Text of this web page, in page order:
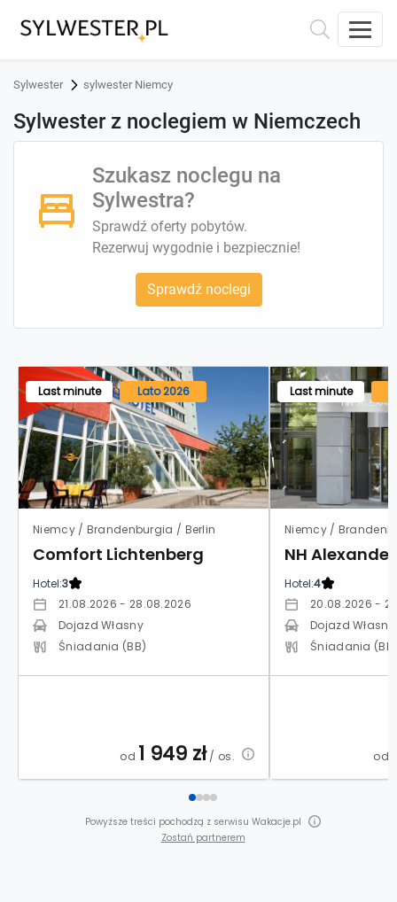
Sylwester sylwester Niemcy
Sylwester z noclegiem w Niemczech
Szukasz noclegu na
Sylwestra?
Sprawdź oferty pobytów.
Rezerwuj wygodnie i bezpiecznie!
Sprawdź noclegi
Last minute Lato 2026
Niemcy / Brandenburgia / Berlin
Comfort Lichtenberg
Hotel:3
21.08.2026 - 28.08.2026
Dojazd Własny
Śniadania (BB)
od 1 949 zł/ os.
Last minute
Niemcy /
NH
Hotel:4
20.08.2026 -
Dojazd Własny
Śniadania
od
Powyższe treści pochodzą z serwisu Wakacje.pl
Zostań partnerem